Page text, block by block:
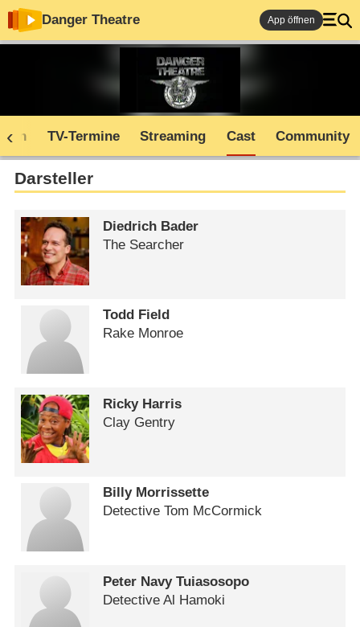
Danger Theatre App öffnen
TV-Termine Streaming Cast Community
Darsteller
Diedrich Bader
The Searcher
Todd Field
Rake Monroe
Ricky Harris
Clay Gentry
Billy Morrissette
Detective Tom McCormick
Peter Navy Tuiasosopo
Detective Al Hamoki